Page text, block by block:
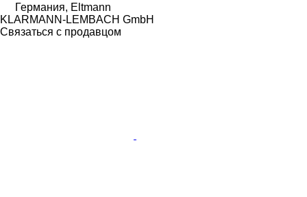
Германия, Eltmann
KLARMANN-LEMBACH GmbH
Связаться с продавцом